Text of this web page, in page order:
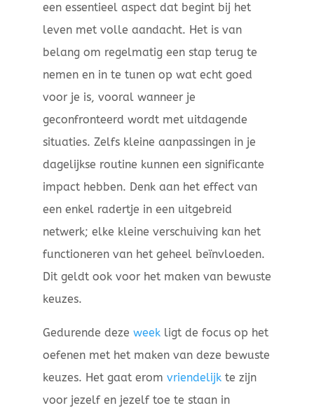
een essentieel aspect dat begint bij het
leven met volle aandacht. Het is van
belang om regelmatig een stap terug te
nemen en in te tunen op wat echt goed
voor je is, vooral wanneer je
geconfronteerd wordt met uitdagende
situaties. Zelfs kleine aanpassingen in je
dagelijkse routine kunnen een significante
impact hebben. Denk aan het effect van
een enkel radertje in een uitgebreid
netwerk; elke kleine verschuiving kan het
functioneren van het geheel beïnvloeden.
Dit geldt ook voor het maken van bewuste
keuzes.
Gedurende deze weekligt de focus op het
oefenen met het maken van deze bewuste
keuzes. Het gaat erom vriendelijkte zijn
voor jezelf en jezelf toe te staan in